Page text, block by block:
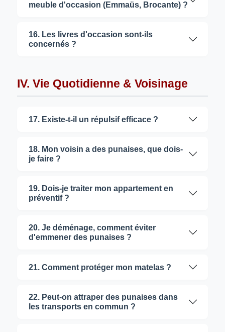
meuble d'occasion (Emmaüs, Brocante) ?
16. Les livres d'occasion sont-ils
concernés ?
IV. Vie Quotidienne & Voisinage
17. Existe-t-il un répulsif efficace ?
18. Mon voisin a des punaises, que dois-
je faire ?
19. Dois-je traiter mon appartement en
préventif ?
20. Je déménage, comment éviter
d'emmener des punaises ?
21. Comment protéger mon matelas ?
22. Peut-on attraper des punaises dans
les transports en commun ?